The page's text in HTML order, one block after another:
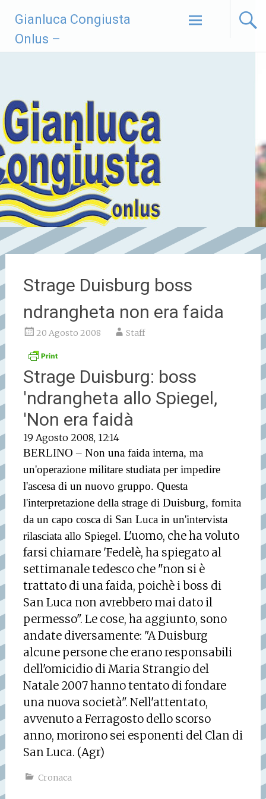
contenuto
Gianluca Congiusta
Onlus –
Strage Duisburg boss
ndrangheta non era faida
20 Agosto 2008 Staff
Strage Duisburg: boss
'ndrangheta allo Spiegel,
'Non era faidà
19 Agosto 2008, 12:14
BERLINO – Non una faida interna, ma
un'operazione militare studiata per impedire
l'ascesa di un nuovo gruppo. Questa
l'interpretazione della strage di Duisburg, fornita
da un capo cosca di San Luca in un'intervista
rilasciata allo Spiegel. L'uomo, che ha voluto
farsi chiamare 'Fedelè, ha spiegato al
settimanale tedesco che "non si è
trattato di una faida, poichè i boss di
San Luca non avrebbero mai dato il
permesso". Le cose, ha aggiunto, sono
andate diversamente: "A Duisburg
alcune persone che erano responsabili
dell'omicidio di Maria Strangio del
Natale 2007 hanno tentato di fondare
una nuova società". Nell'attentato,
avvenuto a Ferragosto dello scorso
anno, morirono sei esponenti del Clan di
San Luca. (Agr)
Cronaca